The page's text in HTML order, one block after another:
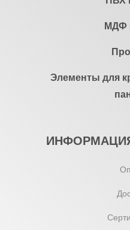
МДФ
Элементы для